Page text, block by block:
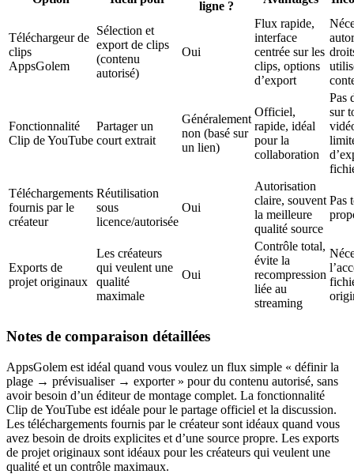
ligne ?
Téléchargeur de
clips
AppsGolem
Sélection et
export de clips
(contenu
autorisé)
Oui
Flux rapide,
interface
centrée sur les
clips, options
d’export
Fonctionnalité
Clip de YouTube
Partager un
court extrait
Généralement
non (basé sur
un lien)
Officiel,
rapide, idéal
pour la
collaboration
Pas
sur
Téléchargements
fournis par le
créateur
Réutilisation
sous
licence/autorisée
Oui
Autorisation
claire, souvent
la meilleure
qualité source
Pas
Exports de
projet originaux
Les créateurs
qui veulent une
qualité
maximale
Oui
Contrôle total,
évite la
recompression
liée au
streaming
Notes de comparaison détaillées
AppsGolem est idéal quand vous voulez un flux simple « définir la
plage → prévisualiser → exporter » pour du contenu autorisé, sans
avoir besoin d’un éditeur de montage complet. La fonctionnalité
Clip de YouTube est idéale pour le partage officiel et la discussion.
Les téléchargements fournis par le créateur sont idéaux quand vous
avez besoin de droits explicites et d’une source propre. Les exports
de projet originaux sont idéaux pour les créateurs qui veulent une
qualité et un contrôle maximaux.